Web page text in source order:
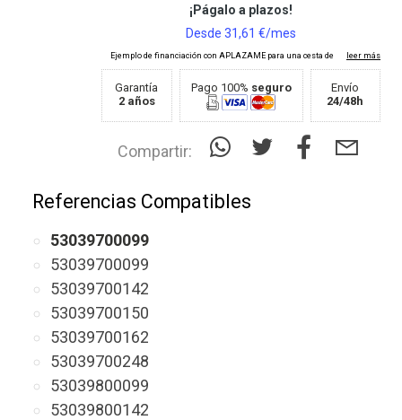
Garantía
2 años
Pago 100% seguro
Envío
24/48h
Compartir:
Referencias Compatibles
53039700099
53039700099
53039700142
53039700150
53039700162
53039700248
53039800099
53039800142